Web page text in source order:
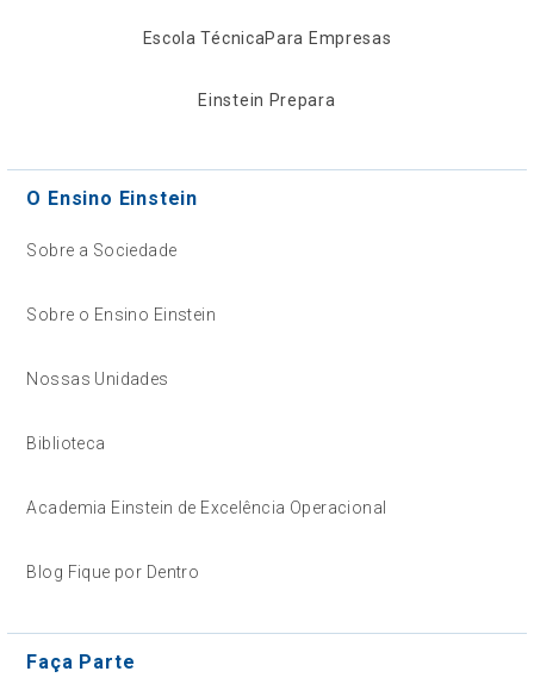
Escola TécnicaPara Empresas
Einstein Prepara
O Ensino Einstein
Sobre a Sociedade
Sobre o Ensino Einstein
Nossas Unidades
Biblioteca
Academia Einstein de Excelência Operacional
Blog Fique por Dentro
Faça Parte